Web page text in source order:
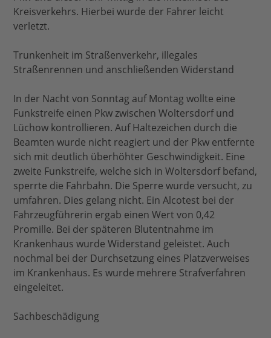
Kreisverkehrs. Hierbei wurde der Fahrer leicht
verletzt.
Trunkenheit im Straßenverkehr, illegales
Straßenrennen und anschließenden Widerstand
In der Nacht von Sonntag auf Montag wollte eine
Funkstreife einen Pkw zwischen Woltersdorf und
Lüchow kontrollieren. Auf Haltezeichen durch die
Beamten wurde nicht reagiert und der Pkw entfernte
sich mit deutlich überhöhter Geschwindigkeit. Eine
zweite Funkstreife, welche sich in Woltersdorf befand,
sperrte die Fahrbahn. Die Sperre wurde versucht, zu
umfahren. Dies gelang nicht. Ein Alcotest bei der
Fahrzeugführerin ergab einen Wert von 0,42
Promille. Bei der späteren Blutentnahme im
Krankenhaus wurde Widerstand geleistet. Auch
nochmal bei der Durchsetzung eines Platzverweises
im Krankenhaus. Es wurde mehrere Strafverfahren
eingeleitet.
Sachbeschädigung